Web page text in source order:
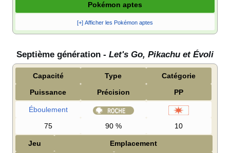
Pokémon aptes
[+] Afficher les Pokémon aptes
Septième génération - Let's Go, Pikachu et Évoli
Capacité Type
Catégorie
Puissance
Précision PP
Éboulement
75
90 % 10
Jeu
Emplacement